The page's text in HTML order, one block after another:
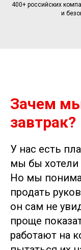
400+ российских
и
Зачем
завтрак?
У нас есть
мы бы хотели
Но мы
продать
он сам не
проще
работают на